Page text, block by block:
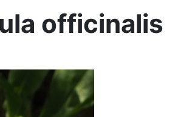
officinalis